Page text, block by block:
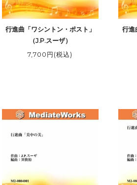
行進曲「ワシントン・ポスト」
（J.P.スーザ）
7,700円(税込)
行進